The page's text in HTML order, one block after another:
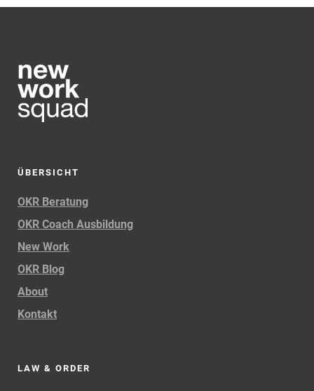
ÜBERSICHT
OKR Beratung
OKR Coach Ausbildung
New Work
OKR Blog
About
Kontakt
LAW & ORDER